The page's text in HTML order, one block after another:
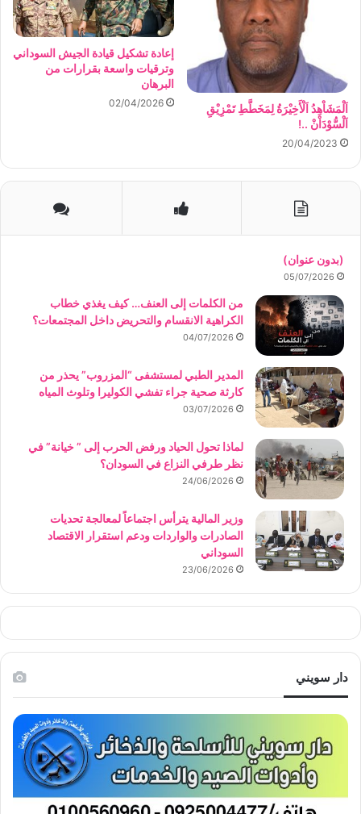
اَلْمَشَاْهِدُ اَلْأَخِيْرَةُ لِمَخَطَّطِ تَمْزِيْقِ
اَلْسُّوْدَاْنْ ..!
20/04/2023
إعادة تشكيل قيادة الجيش السوداني
وترقيات واسعة بقرارات من
البرهان
02/04/2026
(بدون عنوان)
05/07/2026
من الكلمات إلى العنف… كيف يغذي خطاب
الكراهية الانقسام والتحريض داخل المجتمعات؟
04/07/2026
المدير الطبي لمستشفى “المزروب” يحذر من
كارثة صحية جراء تفشي الكوليرا وتلوث المياه
03/07/2026
لماذا تحول الحياد ورفض الحرب إلى ” خيانة” في
نظر طرفي النزاع في السودان؟
24/06/2026
وزير المالية يترأس اجتماعاً لمعالجة تحديات
الصادرات والواردات ودعم استقرار الاقتصاد
السوداني
23/06/2026
دار سويني